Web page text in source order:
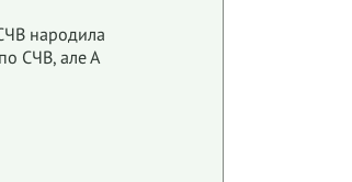
народила
СЧВ, але А